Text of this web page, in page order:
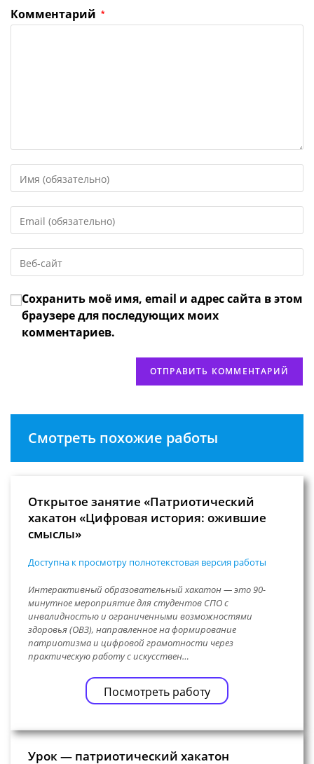
Комментарий *
свое
или
имя
чтобы
прокомментировать
свой
адрес,
чтобы
URL
веб-
сайта
(необязательно)
Сохранить моё имя, email и адрес сайта в этом
браузере для последующих моих
комментариев.
Смотреть похожие работы
Открытое занятие «Патриотический
хакатон «Цифровая история: ожившие
смыслы»
Доступна к просмотру полнотекстовая версия работы
Интерактивный образовательный хакатон — это 90-
минутное мероприятие для студентов СПО с
инвалидностью и ограниченными возможностями
здоровья (ОВЗ), направленное на формирование
патриотизма и цифровой грамотности через
практическую работу с искусствен…
Посмотреть работу
Урок — патриотический хакатон